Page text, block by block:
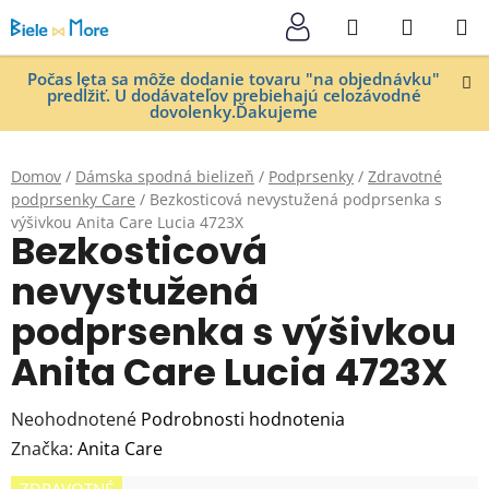
na
obsah
Počas leta sa môže dodanie tovaru "na objednávku"
predĺžiť. U dodávateľov prebiehajú celozávodné
dovolenky.Ďakujeme
Hľadať
KOŠÍK
Domov / Dámska spodná bielizeň / Podprsenky / Zdravotné
podprsenky Care / Bezkosticová nevystužená podprsenka s
výšivkou Anita Care Lucia 4723X
Bezkosticová
nevystužená
podprsenka s výšivkou
Anita Care Lucia 4723X
Priemerné
hodnotenie
produktu
Neohodnotené Podrobnosti hodnotenia
Značka: Anita Care